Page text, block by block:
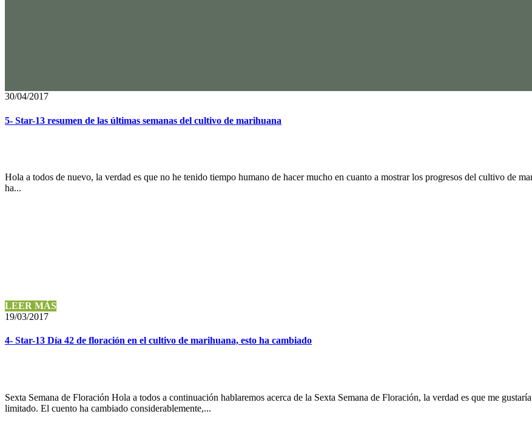
30/04/2017
5- Star-13 resumen de las últimas semanas del cultivo de marihuana
Hola a todos de nuevo, la verdad es que no he tenido tiempo humano de hacer mucho en cuanto a mostrar los progresos del cultivo de
ha...
LEER MÁS
19/03/2017
4- Star-13 Día 42 de floración en el cultivo de marihuana, esto ha cambiado
Sexta Semana de Floración Hola a todos a continuación hablaremos acerca de la Sexta Semana de Floración, la verdad es que me
limitado. El cuento ha cambiado considerablemente,...